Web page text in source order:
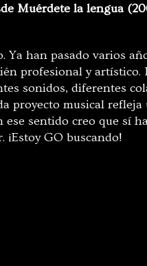
Muérdete la lengua
han pasado varios
profesional y artístico.
sonidos, diferentes
proyecto musical
sentido creo que sí
GO buscando!